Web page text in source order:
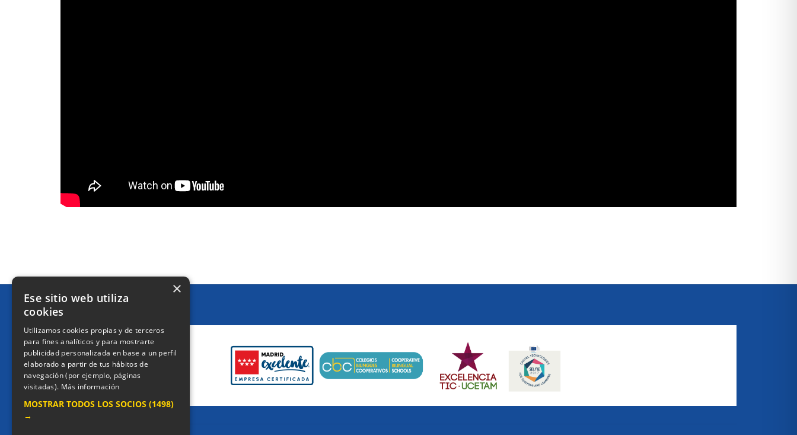
CERTIFICACIONES
×
Ese sitio web utiliza
cookies
Utilizamos cookies propias y de terceros
para fines analíticos y para mostrarte
publicidad personalizada en base a un perfil
elaborado a partir de tus hábitos de
navegación (por ejemplo, páginas
visitadas). Más información
MOSTRAR TODOS LOS SOCIOS (1498)
→